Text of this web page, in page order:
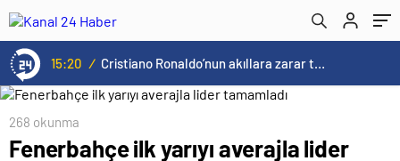
15:20 / Cristiano Ronaldo’nun akıllara zarar tüm kariyerinin istatistiğini çıkardık !
268 okunma
Fenerbahçe ilk yarıyı averajla lider